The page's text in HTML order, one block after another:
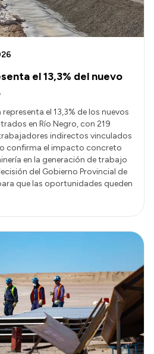
el 13,3% del nuevo
el 13,3% de los nuevos
en Río Negro, con 219
indirectos vinculados
confirma el impacto concreto
en la generación de trabajo
del Gobierno Provincial de
que las oportunidades queden